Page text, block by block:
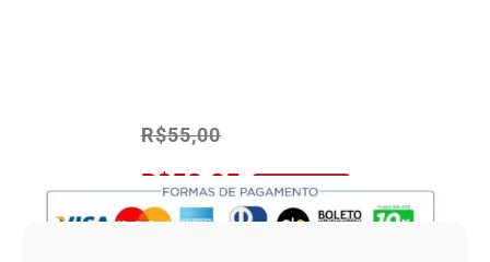
R$55,00
R$52,25 No Pix 5% OFF